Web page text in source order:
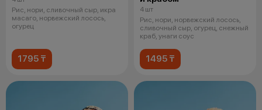
Рис, нори, сливочный сыр, икра
масаго, норвежский лосось,
огурец
1795 ₸
4 шт
Рис, нори, норвежский лосось,
сливочный сыр, огурец, снежный
краб, унаги соус
1495 ₸